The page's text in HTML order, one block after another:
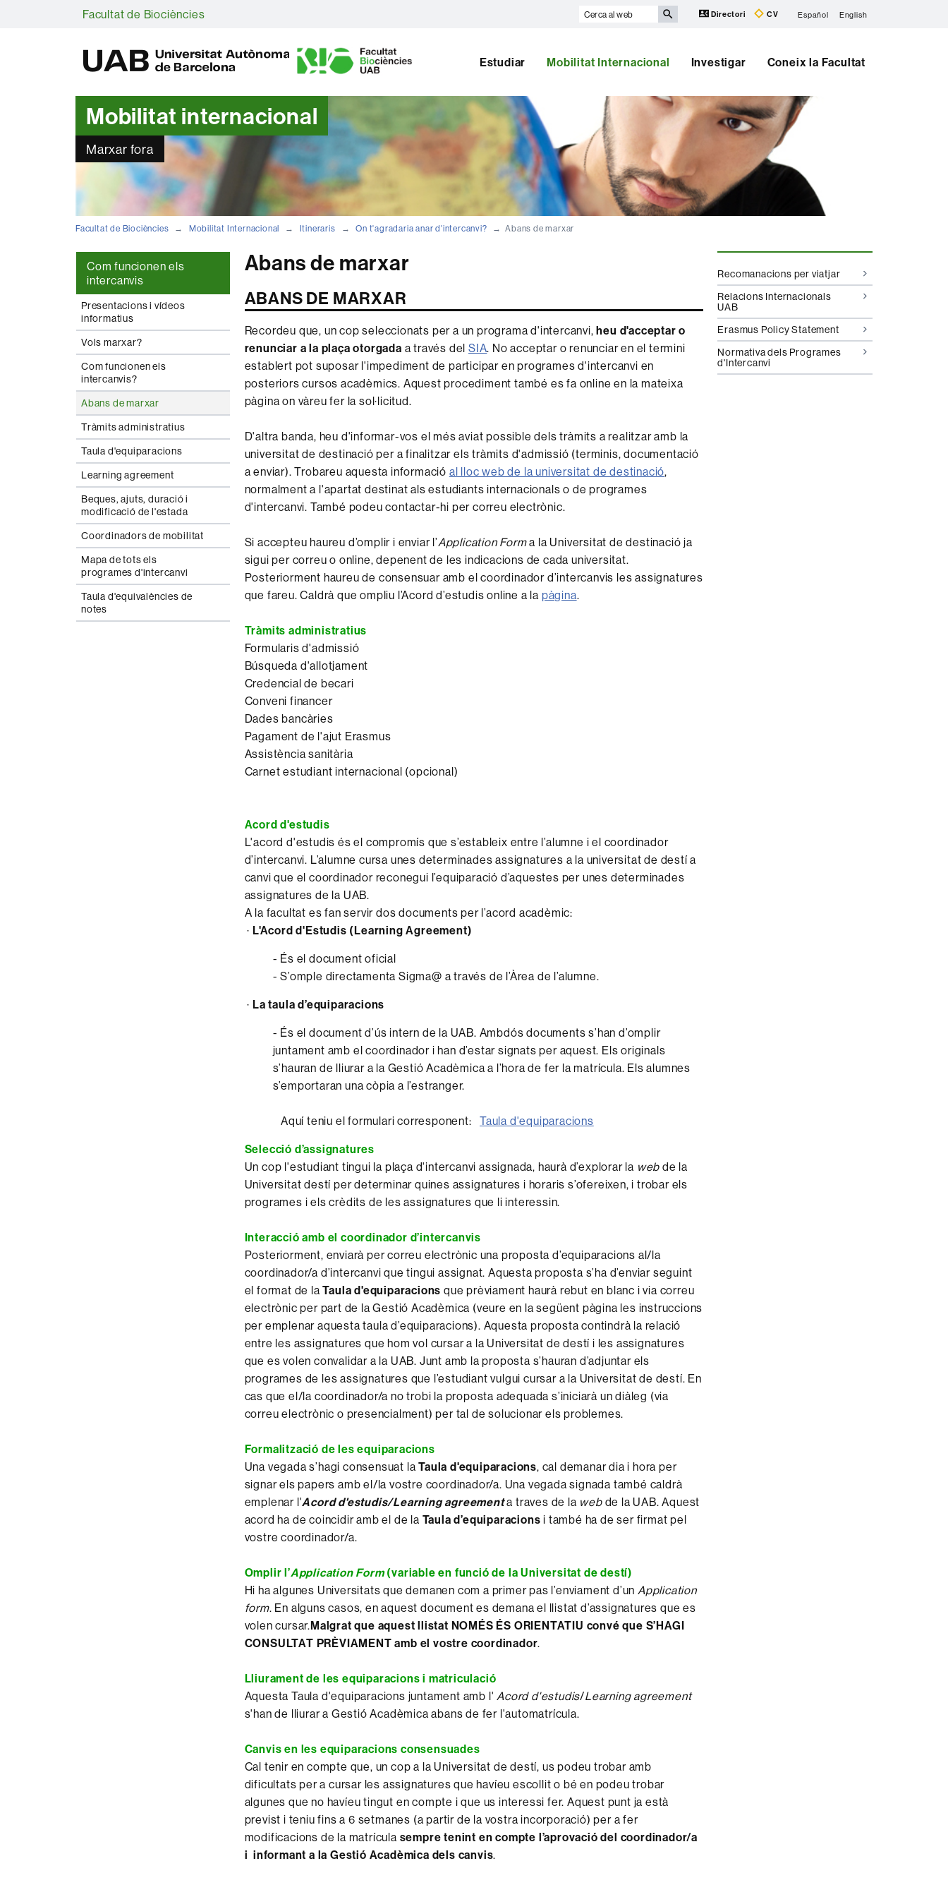
Facultat de Biociències
Cerca
Directori CV Español English
A
B
Estudiar Mobilitat Internacional Investigar Coneix la Facultat
Mobilitat internacional
Marxar fora
Facultat de Biociències Mobilitat Internacional Itineraris On t'agradaria anar d'intercanvi? Abans de marxar
Com funcionen els
intercanvis
Presentacions i vídeos
informatius
Vols marxar?
Com funcionen els
intercanvis?
Abans de marxar
Tràmits administratius
Taula d'equiparacions
Learning agreement
Beques, ajuts, duració i
modificació de l'estada
Coordinadors de mobilitat
Mapa de tots els
programes d'intercanvi
Taula d'equivalències de
notes
Abans de marxar
ABANS DE MARXAR
Recordeu que, un cop seleccionats per a un programa d'intercanvi,heu d'acceptar o
renunciar a la plaça otorgada a través del SIA. No acceptar o renunciar en el termini
establert pot suposar l'impediment de participar en programes d'intercanvi en
posteriors cursos acadèmics. Aquest procediment també es fa online en la mateixa
pàgina on vàreu fer la sol·licitud.
D'altra banda, heu d'informar-vos el més aviat possible dels tràmits a realitzar amb la
universitat de destinació per a finalitzar els tràmits d'admissió (terminis, documentació
a enviar). Trobareu aquesta informació al lloc web de la universitat de destinació,
normalment a l'apartat destinat als estudiants internacionals o de programes
d'intercanvi. També podeu contactar-hi per correu electrònic.
Si accepteu haureu d’omplir i enviar l’Application Forma la Universitat de destinació ja
sigui per correu o online, depenent de les indicacions de cada universitat.
Posteriorment haureu de consensuar amb el coordinador d’intercanvis les assignatures
que fareu. Caldrà que ompliu l’Acord d’estudis online a la pàgina.
Tràmits administratius
Formularis d'admissió
Búsqueda d'allotjament
Credencial de becari
Conveni financer
Dades bancàries
Pagament de l'ajut Erasmus
Assistència sanitària
Carnet estudiant internacional (opcional)
Acord d'estudis
L'acord d'estudis és el compromís que s’estableix entre l’alumne i el coordinador
d’intercanvi. L’alumne cursa unes determinades assignatures a la universitat de destí a
canvi que el coordinador reconegui l’equiparació d’aquestes per unes determinades
assignatures de la UAB.
A la facultat es fan servir dos documents per l’acord acadèmic:
· L'Acord d'Estudis (Learning Agreement)
- És el document oficial
- S’omple directamenta Sigma@ a través de l’Àrea de l’alumne.
· La taula d’equiparacions
- És el document d’ús intern de la UAB. Ambdós documents s’han d’omplir
juntament amb el coordinador i han d’estar signats per aquest. Els originals
s’hauran de lliurar a la Gestió Acadèmica a l’hora de fer la matrícula. Els alumnes
s’emportaran una còpia a l’estranger.
Aquí teniu el formulari corresponent: Taula d'equiparacions
Selecció d’assignatures
Un cop l'estudiant tingui la plaça d'intercanvi assignada, haurà d’explorar la web de la
Universitat destí per determinar quines assignatures i horaris s’ofereixen, i trobar els
programes i els crèdits de les assignatures que li interessin.
Interacció amb el coordinador d’intercanvis
Posteriorment, enviarà per correu electrònic una proposta d’equiparacions al/la
coordinador/a d’intercanvi que tingui assignat. Aquesta proposta s’ha d’enviar seguint
el format de laTaula d'equiparacions que prèviament haurà rebut en blanc i via correu
electrònic per part de la Gestió Acadèmica (veure en la següent pàgina les instruccions
per emplenar aquesta taula d’equiparacions). Aquesta proposta contindrà la relació
entre les assignatures que hom vol cursar a la Universitat de destí i les assignatures
que es volen convalidar a la UAB. Junt amb la proposta s’hauran d’adjuntar els
programes de les assignatures que l’estudiant vulgui cursar a la Universitat de destí. En
cas que el/la coordinador/a no trobi la proposta adequada s’iniciarà un diàleg (via
correu electrònic o presencialment) per tal de solucionar els problemes.
Formalització de les equiparacions
Una vegada s’hagi consensuat laTaula d'equiparacions, cal demanar dia i hora per
signar els papers amb el/la vostre coordinador/a. Una vegada signada també caldrà
emplenar l'Acord d'estudis/Learning agreementa traves de la webde la UAB. Aquest
acord ha de coincidir amb el de la Taula d’equiparacions i també ha de ser firmat pel
vostre coordinador/a.
Omplir l’Application Form(variable en funció de la Universitat de destí)
Hi ha algunes Universitats que demanen com a primer pas l’enviament d’un Application
form. En alguns casos, en aquest document es demana el llistat d’assignatures que es
volen cursar.Malgrat que aquest llistat NOMÉS ÉS ORIENTATIU convé que S’HAGI
CONSULTAT PRÈVIAMENT amb el vostre coordinador.
Lliurament de les equiparacions i matriculació
Aquesta Taula d'equiparacions juntament amb l' Acord d'estudis/Learning agreement
s'han de lliurar a Gestió Acadèmica abans de fer l'automatrícula.
Canvis en les equiparacions consensuades
Cal tenir en compte que, un cop a la Universitat de destí, us podeu trobar amb
dificultats per a cursar les assignatures que havíeu escollit o bé en podeu trobar
algunes que no havíeu tingut en compte i que us interessi fer. Aquest punt ja està
previst i teniu fins a 6 setmanes (a partir de la vostra incorporació) per a fer
modificacions de la matrícula sempre tenint en compte l’aprovació del coordinador/a
i informant a la Gestió Acadèmica dels canvis.
Informació
complementària
Recomanacions per viatjar
Relacions Internacionals
UAB
Erasmus Policy Statement
Normativa dels Programes
d'Intercanvi